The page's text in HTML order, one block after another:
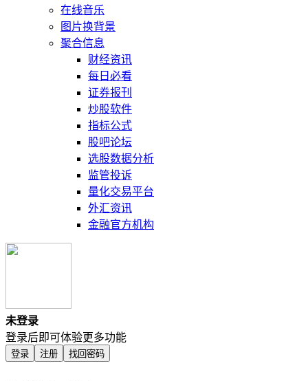
在线音乐
图片换背景
聚合信息
财经资讯
每日必看
证券报刊
炒股软件
指标公式
股吧论坛
选股数据分析
监管投诉
量化交易平台
外汇资讯
金融官方机构
未登录
登录后即可体验更多功能
登录 注册 找回密码